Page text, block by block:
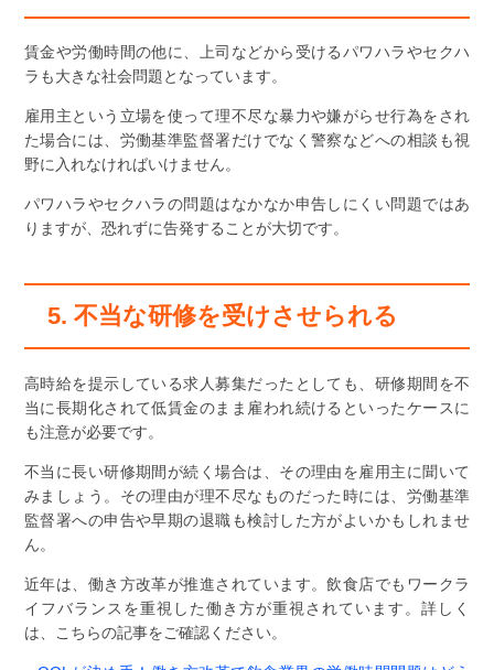
賃金や労働時間の他に、上司などから受けるパワハラやセクハ
ラも大きな社会問題となっています。
雇用主という立場を使って理不尽な暴力や嫌がらせ行為をされ
た場合には、労働基準監督署だけでなく警察などへの相談も視
野に入れなければいけません。
パワハラやセクハラの問題はなかなか申告しにくい問題ではあ
りますが、恐れずに告発することが大切です。
5. 不当な研修を受けさせられる
高時給を提示している求人募集だったとしても、研修期間を不
当に長期化されて低賃金のまま雇われ続けるといったケースに
も注意が必要です。
不当に長い研修期間が続く場合は、その理由を雇用主に聞いて
みましょう。その理由が理不尽なものだった時には、労働基準
監督署への申告や早期の退職も検討した方がよいかもしれませ
ん。
近年は、働き方改革が推進されています。飲食店でもワークラ
イフバランスを重視した働き方が重視されています。詳しく
は、こちらの記事をご確認ください。